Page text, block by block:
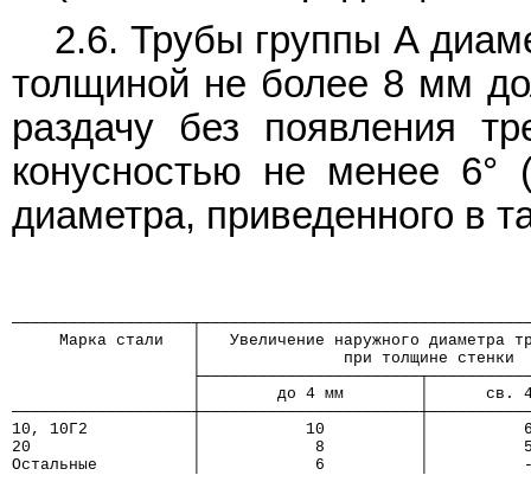
2.6. Трубы группы А
толщиной не более 8 мм
раздачу без появления
конусностью не менее 6°
диаметра, приведенного в
Марка стали   │   Увеличение наружного диаметра
                   │               при толщине стенки
│        до 4 мм        │      св.
10, 10Г2           │           10          │
20                 │            8          │
Остальные          │            6          │